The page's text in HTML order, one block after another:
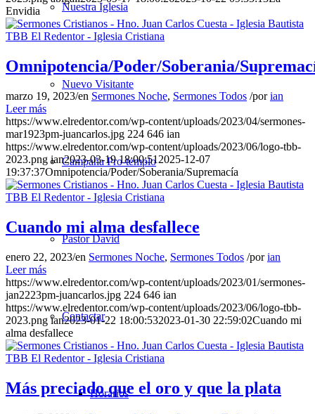
Nuestra Iglesia
Nuevo Visitante
Campaña Pro-templo
Pastor David
Contactar
Horarios
Envidia
Omnipotencia/Poder/Soberania/
marzo 19, 2023/en Sermones Noche, Sermones Todos /porian
Leer más
https://www.elredentor.com/wp-content/uploads/2023/04/sermones-
mar1923pm-juancarlos.jpg 224 646 ian
https://www.elredentor.com/wp-content/uploads/2023/06/logo-tbb-
2023.png ian2023-03-19 18:00:51 2025-12-07
19:37:37Omnipotencia/Poder/Soberania/Supremacía
Cuando mi alma desfallece
enero 22, 2023/en Sermones Noche, Sermones Todos /porian
Leer más
https://www.elredentor.com/wp-content/uploads/2023/01/sermones-
jan2223pm-juancarlos.jpg 224 646 ian
https://www.elredentor.com/wp-content/uploads/2023/06/logo-tbb-
2023.png ian2023-01-22 18:00:532023-01-30 22:59:02Cuando mi
alma desfallece
Más preciado que el oro y que la plata